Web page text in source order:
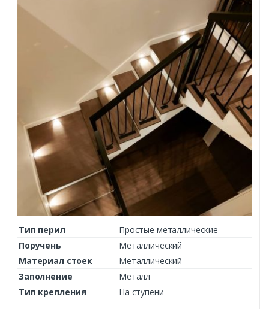
Тип перил
Простые металлические
Поручень
Металлический
Материал стоек
Металлический
Заполнение
Металл
Тип крепления
На ступени